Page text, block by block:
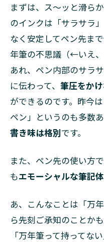
まずは、ス〜ッと滑ら
のインクは「サラサラ
なく安定してペン先ま
年筆の不思議（←いえ
あれ、ペン内部のサラ
に伝わって、 筆圧をか
ができるのです。昨今
ペン」というのも多数
書き味は格別です。
また、ペン先の使い方
もエモーシャルな筆記
あ、こんなことは「万
ら先刻ご承知のことか
「万年筆って持ってな